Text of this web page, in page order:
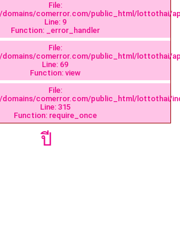
File:
comerror.com/public_html/lottothai/
Line: 9
Function: _error_handler
File:
comerror.com/public_html/lottothai/
Line: 69
Function: view
File:
comerror.com/public_html/lottothai/
Line: 315
Function: require_once
ปี